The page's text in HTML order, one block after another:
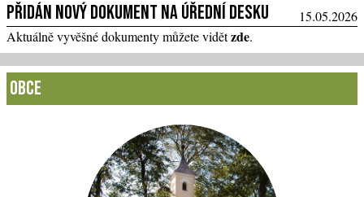
Přidán nový dokument na úřední desku
15.05.2026
Aktuálně vyvěšné dokumenty můžete vidětzde.
Obce